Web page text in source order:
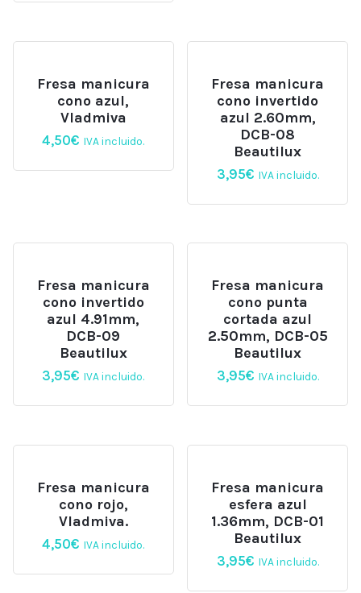
Fresa manicura
cono azul,
Vladmiva
4,50€ IVA incluido.
Fresa manicura
cono invertido
azul 2.60mm,
DCB-08
Beautilux
3,95€ IVA incluido.
Fresa manicura
cono invertido
azul 4.91mm,
DCB-09
Beautilux
3,95€ IVA incluido.
Fresa manicura
cono punta
cortada azul
2.50mm, DCB-05
Beautilux
3,95€ IVA incluido.
Fresa manicura
cono rojo,
Vladmiva.
4,50€ IVA incluido.
Fresa manicura
esfera azul
1.36mm, DCB-01
Beautilux
3,95€ IVA incluido.